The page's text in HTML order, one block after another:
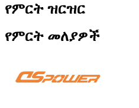
የምርት ዝርዝር
የምርት መለያዎች